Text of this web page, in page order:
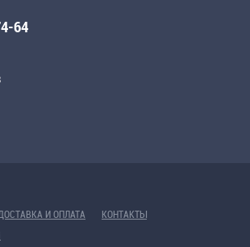
64
И ОПЛАТА
КОНТАКТЫ